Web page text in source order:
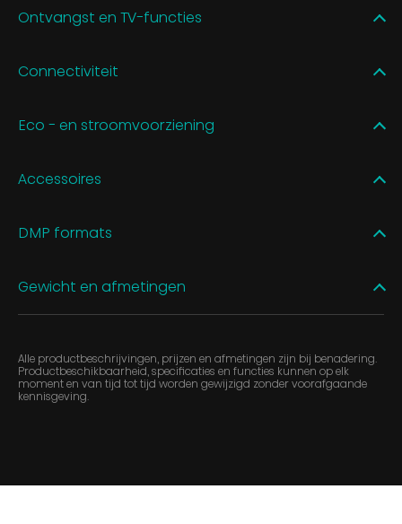
Ontvangst en TV-functies
Connectiviteit
Eco - en stroomvoorziening
Accessoires
DMP formats
Gewicht en afmetingen
Alle productbeschrijvingen, prijzen en afmetingen zijn bij benadering.
Productbeschikbaarheid, specificaties en functies kunnen op elk
moment en van tijd tot tijd worden gewijzigd zonder voorafgaande
kennisgeving.